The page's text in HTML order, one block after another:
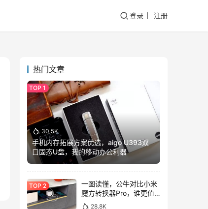
登录 注册
热门文章
30.5K
手机内存拓展方案优选，aigo U393双
口固态U盘，我的移动办公利器
一图读懂，公牛对比小米
魔方转换器Pro，谁更值
得入手？
28.8K